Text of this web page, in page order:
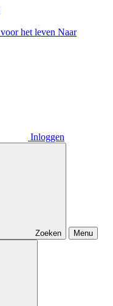
Naar
Inloggen
Zoeken Menu